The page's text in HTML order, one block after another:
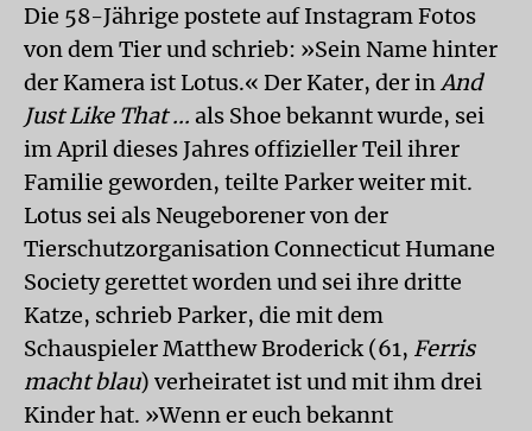
Die 58-Jährige postete auf Instagram Fotos
von dem Tier und schrieb: »Sein Name hinter
der Kamera ist Lotus.« Der Kater, der inAnd
Just Like That ... als Shoe bekannt wurde, sei
im April dieses Jahres offizieller Teil ihrer
Familie geworden, teilte Parker weiter mit.
Lotus sei als Neugeborener von der
Tierschutzorganisation Connecticut Humane
Society gerettet worden und sei ihre dritte
Katze, schrieb Parker, die mit dem
Schauspieler Matthew Broderick (61, Ferris
macht blau) verheiratet ist und mit ihm drei
Kinder hat. »Wenn er euch bekannt